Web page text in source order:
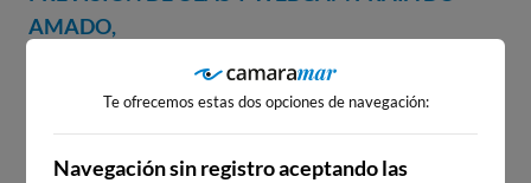
AMADO,
PREVISIÓN METEOROLOGÍA
WEBCAM PRAIA DO AMADO,
Te ofrecemos estas dos opciones de navegación:
Navegación sin registro aceptando las